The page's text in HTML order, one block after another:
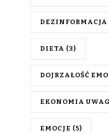
DEZINFORMACJA
DIETA (3)
DOJRZAŁOŚĆ
EKONOMIA
EMOCJE (5)